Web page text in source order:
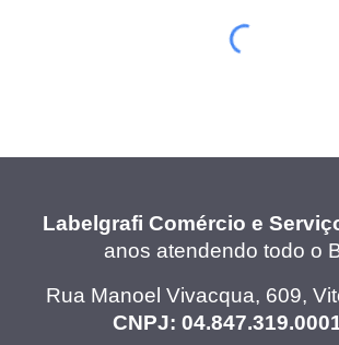
Labelgrafi Comércio e
anos atendendo todo o
Rua Manoel Vivacqua, 609,
CNPJ: